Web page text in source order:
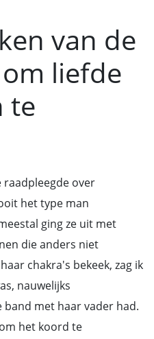
van de
liefde
te
raadpleegde over
het type man
ging ze uit met
die anders niet
chakra's bekeek, zag ik
nauwelijks
met haar vader had.
het koord te